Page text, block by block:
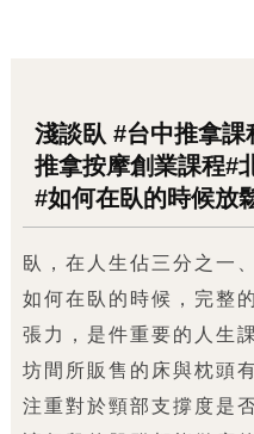
淺談臥 #台中推拿
推拿按摩創業課程#
#如何在臥的時候放
臥，在人生佔三分之一
如何在臥的時候，完整
張力，是件重要的人生
坊間所販售的床與枕頭
注重對於頸部支撐度是